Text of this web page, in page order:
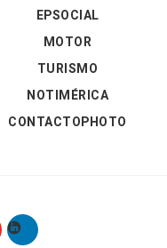
EPSOCIAL
MOTOR
TURISMO
NOTIMÉRICA
CONTACTOPHOTO